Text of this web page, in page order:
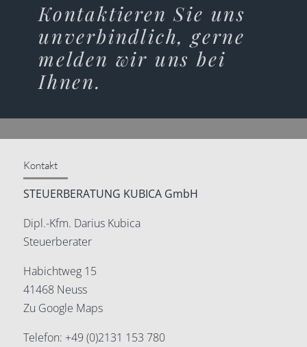
Kontaktieren Sie uns
unverbindlich, gerne
melden wir uns bei
Ihnen.
Kontakt
STEUERBERATUNG KUBICA GmbH
Dipl.-Kfm. Darius Kubica
Steuerberater
Habichtweg 15
41468 Neuss
Zu Google Maps
Telefon: +49 (0)2131 153 780